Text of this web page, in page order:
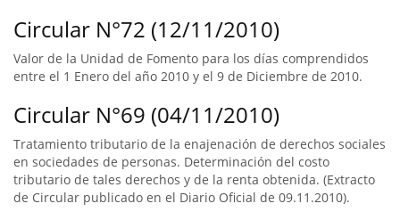
Circular N°72 (12/11/2010)
Valor de la Unidad de Fomento para los días comprendidos
entre el 1 Enero del año 2010 y el 9 de Diciembre de 2010.
Circular N°69 (04/11/2010)
Tratamiento tributario de la enajenación de derechos sociales
en sociedades de personas. Determinación del costo
tributario de tales derechos y de la renta obtenida. (Extracto
de Circular publicado en el Diario Oficial de 09.11.2010).